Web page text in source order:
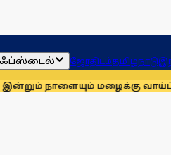
ஜோதிடம்தமிழ்நாடு
மழைக்கு வாய்ப்பு